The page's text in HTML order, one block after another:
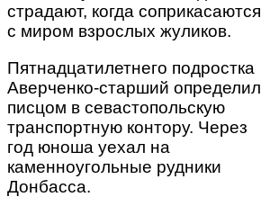
страдают, когда соприкасаются
с миром взрослых жуликов.
Пятнадцатилетнего подростка
Аверченко-старший определил
писцом в севастопольскую
транспортную контору. Через
год юноша уехал на
каменноугольные рудники
Донбасса.